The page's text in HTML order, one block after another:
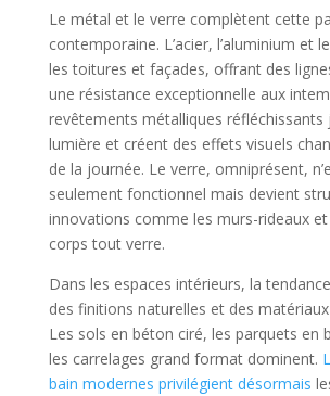
Le métal et le verre complètent cette
contemporaine. L’acier, l’aluminium et
les toitures et façades, offrant des
une résistance exceptionnelle aux
revêtements métalliques réfléchissants
lumière et créent des effets visuels
de la journée. Le verre, omniprésent,
seulement fonctionnel mais devient
innovations comme les murs-rideaux
corps tout verre.
Dans les espaces intérieurs, la
des finitions naturelles et des
Les sols en béton ciré, les parquets en
les carrelages grand format dominent.
bain modernes privilégient désormais